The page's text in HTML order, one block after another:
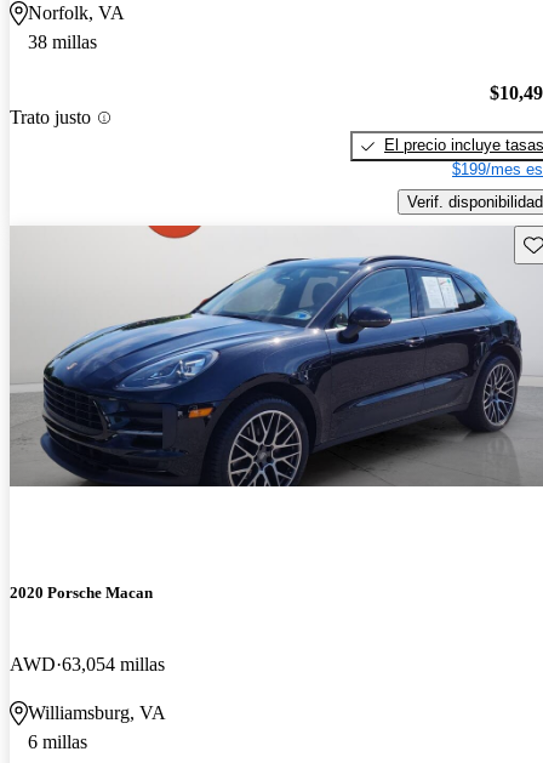
Norfolk, VA
38 millas
Trato justo
El precio incluye tasas
$199/mes
Verif. disponibilidad
2020 Porsche Macan
AWD 63,054 millas
Williamsburg, VA
6 millas